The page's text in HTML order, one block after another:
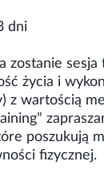
dni
zostanie
życia i
z wartością
poszukują
fizycznej.